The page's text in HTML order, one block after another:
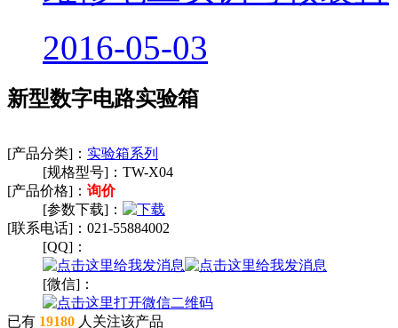
2016-05-03
新型数字电路实验箱
[产品分类]： 实验箱系列
[规格型号]： TW-X04
[产品价格]： 询价
[参数下载]：
[联系电话]： 021-55884002
[QQ]：
[微信]：
已有 19180 人关注该产品